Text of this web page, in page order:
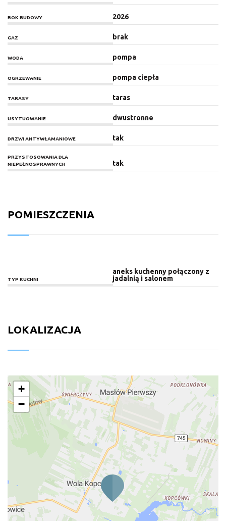
ROK BUDOWY 2026
GAZ brak
WODA pompa
OGRZEWANIE pompa ciepła
TARASY taras
USYTUOWANIE dwustronne
DRZWI ANTYWŁAMANIOWE tak
PRZYSTOSOWANIA DLA
NIEPEŁNOSPRAWNYCH
tak
POMIESZCZENIA
TYP KUCHNI
aneks kuchenny połączony z
jadalnią i salonem
LOKALIZACJA
+
−